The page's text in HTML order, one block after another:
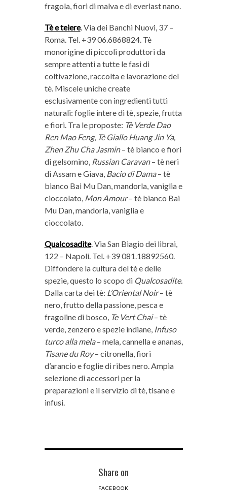
fragola, fiori di malva e di everlast nano.
Tè e teiere. Via dei Banchi Nuovi, 37 –
Roma. Tel. +39 06.6868824. Tè
monorigine di piccoli produttori da
sempre attenti a tutte le fasi di
coltivazione, raccolta e lavorazione del
tè. Miscele uniche create
esclusivamente con ingredienti tutti
naturali: foglie intere di tè, spezie, frutta
e fiori. Tra le proposte: Tè Verde Dao
Ren Mao Feng, Tè Giallo Huang Jin Ya,
Zhen Zhu Cha Jasmin– tè bianco e fiori
di gelsomino, Russian Caravan– tè neri
di Assam e Giava, Bacio di Dama– tè
bianco Bai Mu Dan, mandorla, vaniglia e
cioccolato, Mon Amour– tè bianco Bai
Mu Dan, mandorla, vaniglia e
cioccolato.
Qualcosadite. Via San Biagio dei librai,
122 – Napoli. Tel. +39 081.18892560.
Diffondere la cultura del tè e delle
spezie, questo lo scopo di Qualcosadite.
Dalla carta dei tè: L’Oriental Noir– tè
nero, frutto della passione, pesca e
fragoline di bosco, Te Vert Chai– tè
verde, zenzero e spezie indiane, Infuso
turco alla mela– mela, cannella e ananas,
Tisane du Roy– citronella, fiori
d’arancio e foglie di ribes nero. Ampia
selezione di accessori per la
preparazioni e il servizio di tè, tisane e
infusi.
Share on
FACEBOOK